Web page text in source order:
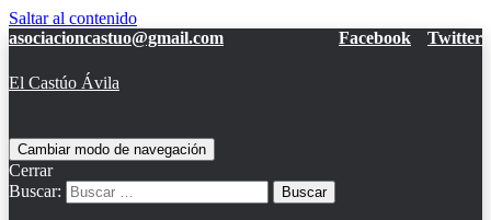
Saltar al contenido
asociacioncastuo@gmail.com
Facebook Twitter
El Castúo Ávila
Cambiar modo de navegación
Cerrar
Buscar: